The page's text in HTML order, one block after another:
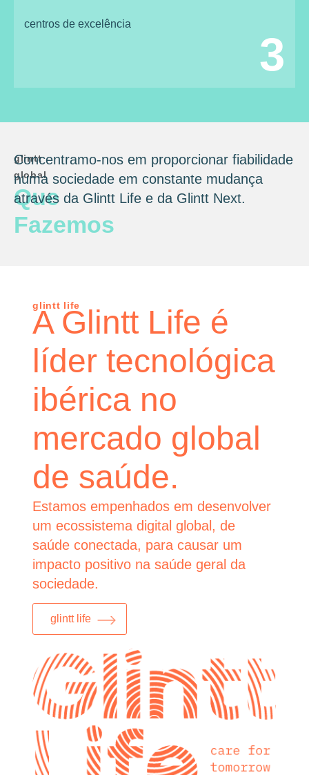
centros de excelência
3
glintt
global
Que
Fazemos
Concentramo-nos em proporcionar fiabilidade
numa sociedade em constante mudança
através da Glintt Life e da Glintt Next.
glintt life
A Glintt Life é
líder tecnológica
ibérica no
mercado global
de saúde.
Estamos empenhados em desenvolver
um ecossistema digital global, de
saúde conectada, para causar um
impacto positivo na saúde geral da
sociedade.
glintt life